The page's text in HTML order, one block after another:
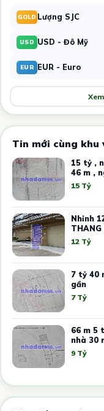
GOLD Lượng SJC
USD USD - Đô Mỹ
EUR EUR - Euro
Tin mới cùng khu
15 tỷ ,
46 m ,
15 Tỷ
Nhỉnh
THANG
12 Tỷ
7 tỷ 40
gần
7 Tỷ
66 m 5
nhà 30
9 Tỷ